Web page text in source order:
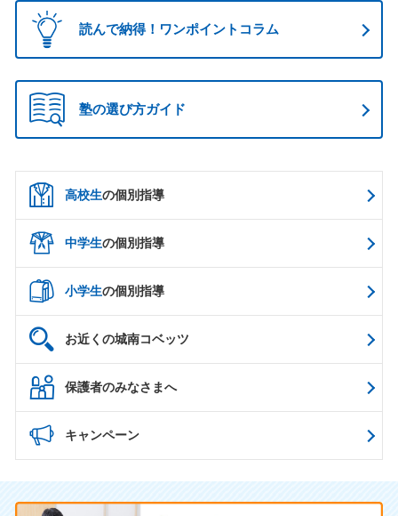
読んで納得！ワンポイントコラム
塾の選び方ガイド
高校生の個別指導
中学生の個別指導
小学生の個別指導
お近くの城南コベッツ
保護者のみなさまへ
キャンペーン